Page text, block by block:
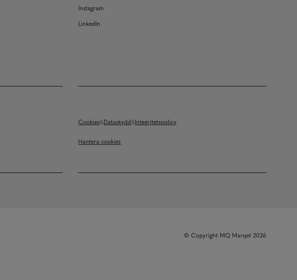
Instagram
LinkedIn
Cookies Dataskydd Integritetspolicy
Hantera cookies
© Copyright MQ Marqet 2026